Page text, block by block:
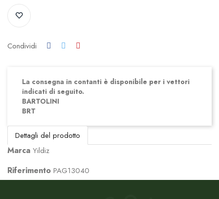
Condividi
La consegna in contanti è disponibile per i vettori
indicati di seguito.
BARTOLINI
BRT
Dettagli del prodotto
Marca Yildiz
Riferimento PAG13040